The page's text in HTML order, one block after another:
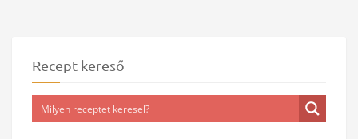
Recept kereső